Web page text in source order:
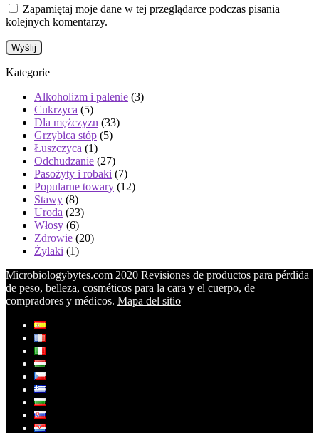
Zapamiętaj moje dane w tej przeglądarce podczas pisania
kolejnych komentarzy.
Kategorie
Alkoholizm i palenie (3)
Cukrzyca (5)
Dla mężczyzn (33)
Grzybica stóp (5)
Łuszczyca (1)
Odchudzanie (27)
Pasożyty i robaki (7)
Popularne towary (12)
Stawy (8)
Uroda (23)
Włosy (6)
Zdrowie (20)
Żylaki (1)
Microbiologybytes.com 2020 Revisiones de productos para pérdida
de peso, belleza, cosméticos para la cara y el cuerpo, de
compradores y médicos. Mapa del sitio